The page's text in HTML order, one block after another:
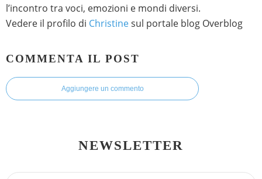
l’incontro tra voci, emozioni e mondi diversi.
Vedere il profilo di Christinesul portale blog Overblog
COMMENTA IL POST
Aggiungere un commento
NEWSLETTER